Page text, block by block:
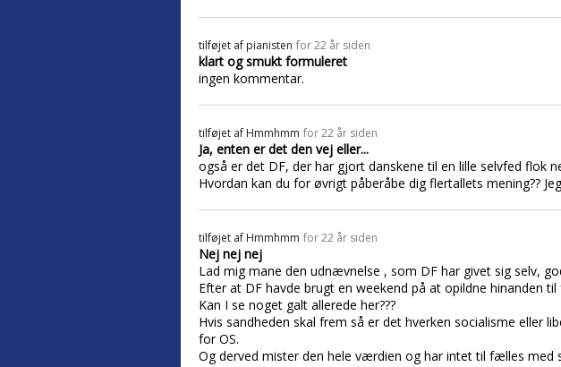
tilføjet af pianisten for 22 år siden
klart og smukt formuleret
ingen kommentar.
tilføjet af Hmmhmm for 22 år siden
Ja, enten er det den vej eller...
også er det DF, der har gjort danskene til en lille selvfed flok
Hvordan kan du for øvrigt påberåbe dig flertallets mening??
tilføjet af Hmmhmm for 22 år siden
Nej nej nej
Lad mig mane den udnævnelse , som DF har givet sig selv,
Efter at DF havde brugt en weekend på at opildne hinanden
Kan I se noget galt allerede her???
Hvis sandheden skal frem så er det hverken socialisme eller
for OS.
Og derved mister den hele værdien og har intet til fælles med